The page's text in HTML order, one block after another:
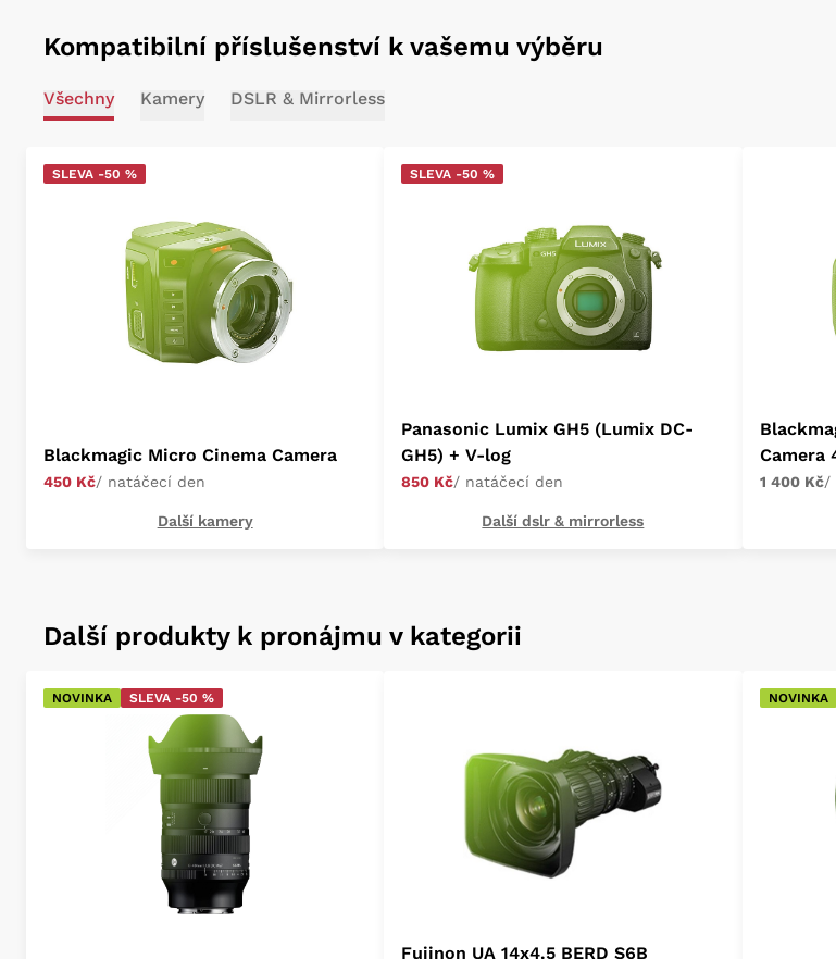
Kompatibilní příslušenství k vašemu výběru
Všechny Kamery DSLR & Mirrorless
SLEVA -50 %
Blackmagic Micro Cinema Camera
450 Kč/ natáčecí den
Další kamery
SLEVA -50 %
Panasonic Lumix GH5 (Lumix DC-
GH5) + V-log
850 Kč/ natáčecí den
Další dslr & mirrorless
Camera
1 400 Kč/
Další produkty k pronájmu v kategorii
NOVINKA SLEVA -50 %
Fujinon UA 14x4.5 BERD S6B
NOVINKA